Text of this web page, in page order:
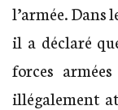
l’armée. Dans
il a déclaré
forces
illégalement